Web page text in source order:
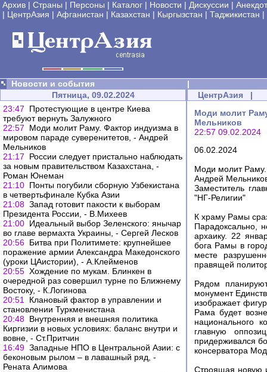
Архив | Страны | Персоны | Каталог | Новости | Дискуссии |
| ЦентрАзия | Афганистан | Казахстан | Кыргызстан | Таджикистан |
Новости и события
|
Пятница, 09.02.2024
23:47
Протестующие в центре Киева
требуют вернуть Залужного
22:57
Моди молит Раму. Фактор индуизма в
мировом параде суверенитетов, - Андрей
Мельников
21:17
России следует пристально наблюдать
за новым правительством Казахстана, -
Роман Юнеман
21:10 Понты погубили сборную Узбекистана
в четвертьфинале Кубка Азии
21:08 Запад готовит пакости к выборам
Президента России, - В.Михеев
21:00 Идеальный выбор Зеленского: янычар
во главе вермахта Украины, - Сергей Лесков
20:56 Битва при Политимете: крупнейшее
поражение армии Александра Македонского
(уроки ЦАистории), - А.Клейменов
20:55 Хождение по мукам. Блинкен в
очередной раз совершил турне по Ближнему
Востоку, - К.Логинова
20:51
Клановый фактор в управлении и
становлении Туркменистана
20:48 Внутренняя и внешняя политика
Киргизии в новых условиях: баланс внутри и
вовне, - Ст.Притчин
16:49 Западные НПО в Центральной Азии: с
беконовым рылом – в лавашный ряд, -
Рената Алимова
ЦентрАзия |
Моди молит
Мельников
22:57 09.02.2024
06.02.2024
Моди молит Раму.
Андрей
Заместитель
"НГ-Религии"
К храму Рамы
Парадоксально,
архаику. 22
бога Рамы в
месте
правящей
Рядом
монумент
изображает
Рама будет
национального
главную
придерживался
консерватора
Строящая новую